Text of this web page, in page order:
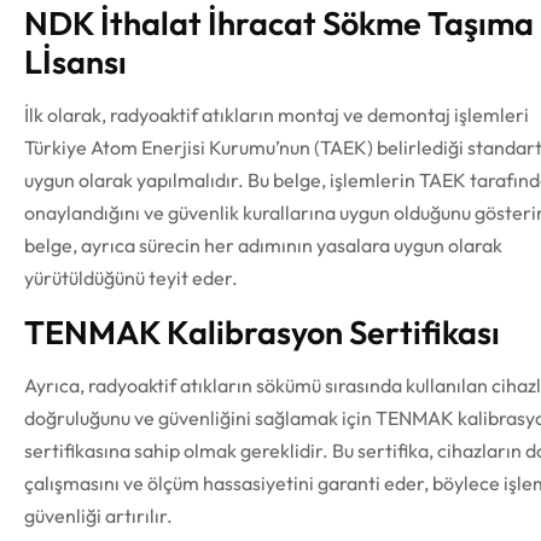
NDK İthalat İhracat Sökme Taşıma
Lİsansı
İlk olarak, radyoaktif atıkların montaj ve demontaj işlemleri
Türkiye Atom Enerjisi Kurumu’nun (TAEK) belirlediği
uygun olarak yapılmalıdır. Bu belge, işlemlerin TAEK
onaylandığını ve güvenlik kurallarına uygun olduğunu
belge, ayrıca sürecin her adımının yasalara uygun olarak
yürütüldüğünü teyit eder.
TENMAK Kalibrasyon Sertifikası
Ayrıca, radyoaktif atıkların sökümü sırasında kullanılan
doğruluğunu ve güvenliğini sağlamak için TENMAK
sertifikasına sahip olmak gereklidir. Bu sertifika, cihazların
çalışmasını ve ölçüm hassasiyetini garanti eder, böylece
güvenliği artırılır.